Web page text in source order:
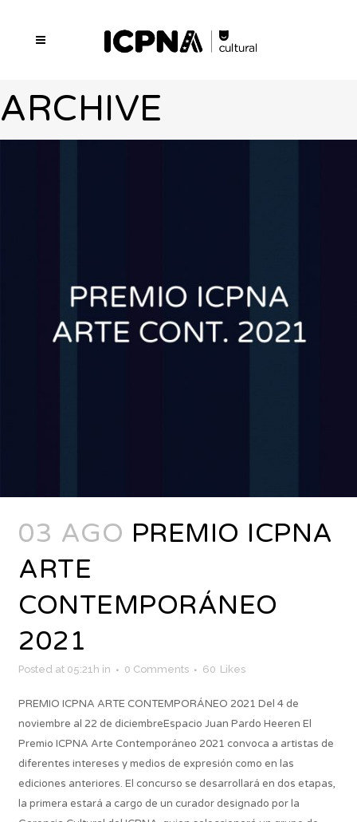
ARCHIVE
03 AGO PREMIO ICPNA
ARTE
CONTEMPORÁNEO
2021
Posted at 05:21h in 0 Comments 60 Likes
PREMIO ICPNA ARTE CONTEMPORÁNEO 2021 Del 4 de
noviembre al 22 de diciembreEspacio Juan Pardo Heeren El
Premio ICPNA Arte Contemporáneo 2021 convoca a artistas de
diferentes intereses y medios de expresión como en las
ediciones anteriores. El concurso se desarrollará en dos etapas,
la primera estará a cargo de un curador designado por la